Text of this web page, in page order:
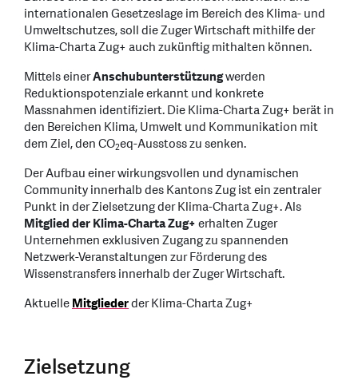
internationalen Gesetzeslage im Bereich des Klima- und
Umweltschutzes, soll die Zuger Wirtschaft mithilfe der
Klima-Charta Zug+ auch zukünftig mithalten können.
Mittels einerAnschubunterstützungwerden
Reduktionspotenziale erkannt und konkrete
Massnahmen identifiziert. Die Klima-Charta Zug+ berät in
den Bereichen Klima, Umwelt und Kommunikation mit
dem Ziel, den CO2eq-Ausstoss zu senken.
Der Aufbau einer wirkungsvollen und dynamischen
Community innerhalb des Kantons Zug ist ein zentraler
Punkt in der Zielsetzung der Klima-Charta Zug+. Als
Mitglied der Klima-Charta Zug+erhalten Zuger
Unternehmen exklusiven Zugang zu spannenden
Netzwerk-Veranstaltungen zur Förderung des
Wissenstransfers innerhalb der Zuger Wirtschaft.
AktuelleMitgliederder Klima-Charta Zug+
Zielsetzung